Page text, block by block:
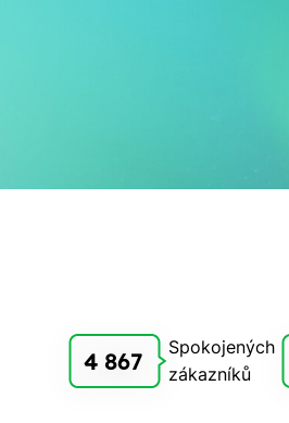
4 867
Spokojených
zákazníků